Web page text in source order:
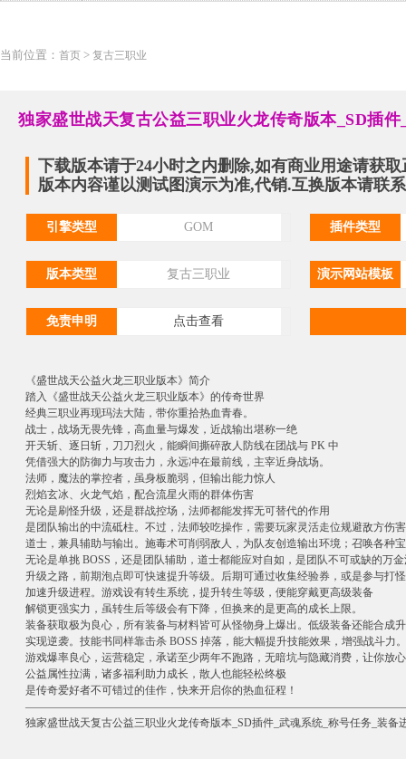
当前位置： 首页 > 复古三职业
独家盛世战天复古公益三职业火龙传奇版本_SD插
下载版本请于24小时之内删除,如有商业用途请获
版本内容谨以测试图演示为准,代销.互换版本请联
引擎类型 GOM 插件类型
版本类型 复古三职业 演示网站模板
免责申明 点击查看
《盛世战天公益火龙三职业版本》简介​
踏入《盛世战天公益火龙三职业版本》的传奇世界
经典三职业再现玛法大陆，带你重拾热血青春。​
战士，战场无畏先锋，高血量与爆发，近战输出堪称一绝
开天斩、逐日斩，刀刀烈火，能瞬间撕碎敌人防线在团战与 PK 中
凭借强大的防御力与攻击力，永远冲在最前线，主宰近身战场。​
法师，魔法的掌控者，虽身板脆弱，但输出能力惊人
烈焰玄冰、火龙气焰，配合流星火雨的群体伤害
无论是刷怪升级，还是群战控场，法师都能发挥无可替代的作用
是团队输出的中流砥柱。不过，法师较吃操作，需要玩家灵活走位规避敌方伤
道士，兼具辅助与输出。施毒术可削弱敌人，为队友创造输出环境；召唤各种
无论是单挑 BOSS，还是团队辅助，道士都能应对自如，是团队不可或缺的万
升级之路，前期泡点即可快速提升等级。后期可通过收集经验券，或是参与打
加速升级进程。游戏设有转生系统，提升转生等级，便能穿戴更高级装备
解锁更强实力，虽转生后等级会有下降，但换来的是更高的成长上限。​
装备获取极为良心，所有装备与材料皆可从怪物身上爆出。低级装备还能合成
实现逆袭。技能书同样靠击杀 BOSS 掉落，能大幅提升技能效果，增强战斗力。​
游戏爆率良心，运营稳定，承诺至少两年不跑路，无暗坑与隐藏消费，让你放
公益属性拉满，诸多福利助力成长，散人也能轻松终极
是传奇爱好者不可错过的佳作，快来开启你的热血征程！
独家盛世战天复古公益三职业火龙传奇版本_SD插件_武魂系统_称号任务_装备